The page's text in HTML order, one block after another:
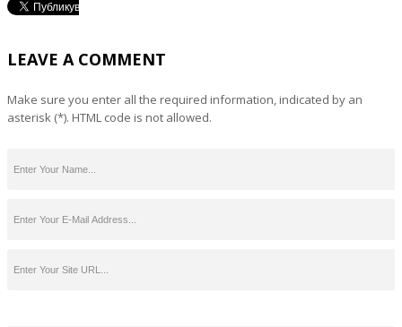
LEAVE A COMMENT
Make sure you enter all the required information, indicated by an
asterisk (*). HTML code is not allowed.